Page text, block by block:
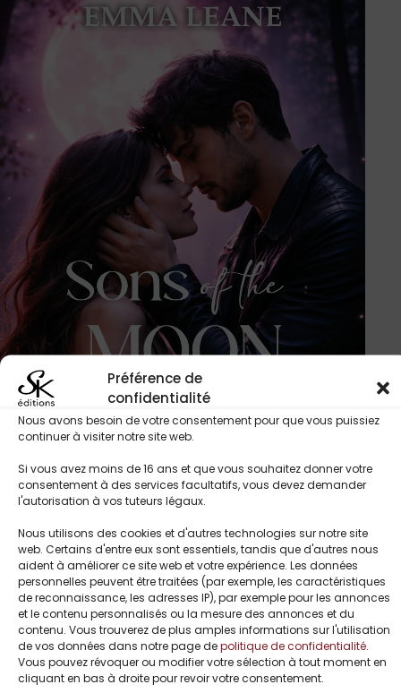
Préférence de
confidentialité
Nous avons besoin de votre consentement pour que vous puissiez
continuer à visiter notre site web.
Si vous avez moins de 16 ans et que vous souhaitez donner votre
consentement à des services facultatifs, vous devez demander
l'autorisation à vos tuteurs légaux.
Nous utilisons des cookies et d'autres technologies sur notre site
web. Certains d'entre eux sont essentiels, tandis que d'autres nous
aident à améliorer ce site web et votre expérience. Les données
personnelles peuvent être traitées (par exemple, les caractéristiques
de reconnaissance, les adresses IP), par exemple pour les annonces
et le contenu personnalisés ou la mesure des annonces et du
contenu. Vous trouverez de plus amples informations sur l'utilisation
de vos données dans notre page depolitique de confidentialité.
Vous pouvez révoquer ou modifier votre sélection à tout moment en
cliquant en bas à droite pour revoir votre consentement.
Sons of the moon 2 : Amour et
destruction de Emma Léane
5,99€ – 17,00€